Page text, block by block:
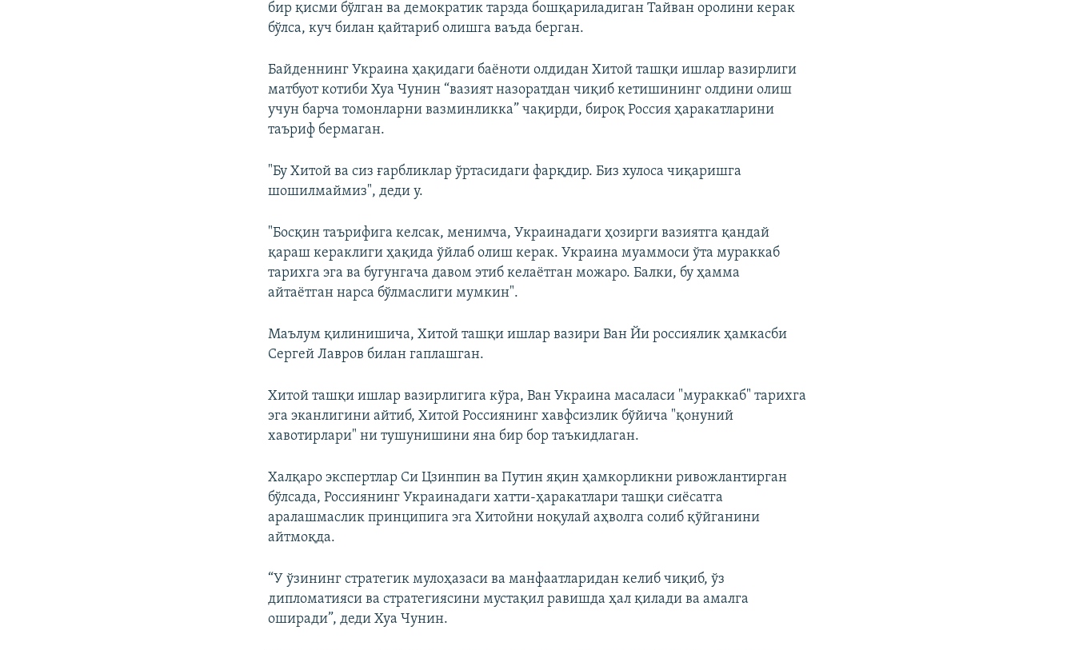
бир қисми бўлган ва демократик тарзда бошқариладиган Тайван оролини керак
бўлса, куч билан қайтариб олишга ваъда берган.
Байденнинг Украина ҳақидаги баёноти олдидан Хитой ташқи ишлар вазирлиги
матбуот котиби Хуа Чунин “вазият назоратдан чиқиб кетишининг олдини олиш
учун барча томонларни вазминликка” чақирди, бироқ Россия ҳаракатларини
таъриф бермаган.
"Бу Хитой ва сиз ғарбликлар ўртасидаги фарқдир. Биз хулоса чиқаришга
шошилмаймиз", деди у.
"Босқин таърифига келсак, менимча, Украинадаги ҳозирги вазиятга қандай
қараш кераклиги ҳақида ўйлаб олиш керак. Украина муаммоси ўта мураккаб
тарихга эга ва бугунгача давом этиб келаётган можаро. Балки, бу ҳамма
айтаётган нарса бўлмаслиги мумкин".
Маълум қилинишича, Хитой ташқи ишлар вазири Ван Йи россиялик ҳамкасби
Сергей Лавров билан гаплашган.
Хитой ташқи ишлар вазирлигига кўра, Ван Украина масаласи "мураккаб" тарихга
эга эканлигини айтиб, Хитой Россиянинг хавфсизлик бўйича "қонуний
хавотирлари" ни тушунишини яна бир бор таъкидлаган.
Халқаро экспертлар Си Цзинпин ва Путин яқин ҳамкорликни ривожлантирган
бўлсада, Россиянинг Украинадаги хатти-ҳаракатлари ташқи сиёсатга
аралашмаслик принципига эга Хитойни ноқулай аҳволга солиб қўйганини
айтмоқда.
“У ўзининг стратегик мулоҳазаси ва манфаатларидан келиб чиқиб, ўз
дипломатияси ва стратегиясини мустақил равишда ҳал қилади ва амалга
оширади”, деди Хуа Чунин.